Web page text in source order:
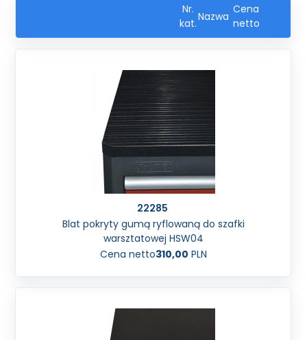
Nr.
kat.
Nazwa
Cena
netto
22285
Blat pokryty gumą ryflowaną do szafki
warsztatowej HSW04
Cena netto310,00 PLN